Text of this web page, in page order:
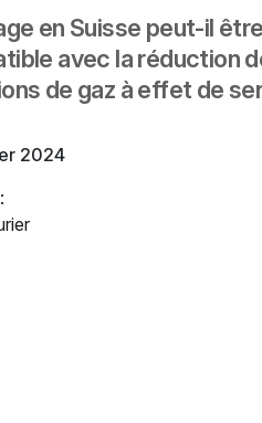
en Suisse peut-il être
avec la réduction
de gaz à effet de
2024